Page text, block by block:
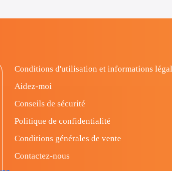
Conditions d'utilisation et informations
Aidez-moi
Conseils de sécurité
Politique de confidentialité
Conditions générales de vente
Contactez-nous